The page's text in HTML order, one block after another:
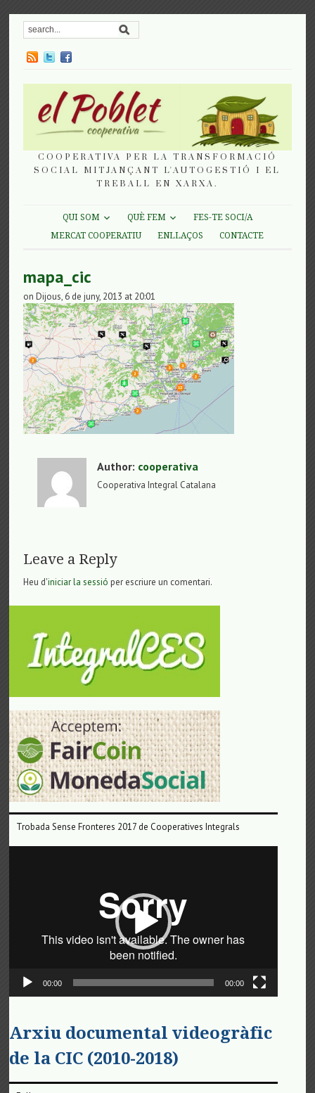
COOPERATIVA PER LA TRANSFORMACIÓ
SOCIAL MITJANÇANT L'AUTOGESTIÓ I EL
TREBALL EN XARXA.
QUI SOM QUÈ FEM
FES-TE SOCI/A
MERCAT COOPERATIU
ENLLAÇOS CONTACTE
mapa_cic
on Dijous, 6 de juny, 2013 at 20:01
Author: cooperativa
Cooperativa Integral Catalana
Leave a Reply
Heu d'iniciar la sessió per escriure un comentari.
Trobada Sense Fronteres 2017 de Cooperatives Integrals
00:00 00:00
Arxiu documental videogràfic
de la CIC (2010-2018)